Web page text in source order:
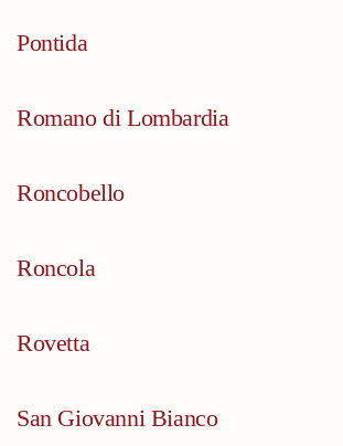
Pontida
Romano di Lombardia
Roncobello
Roncola
Rovetta
San Giovanni Bianco